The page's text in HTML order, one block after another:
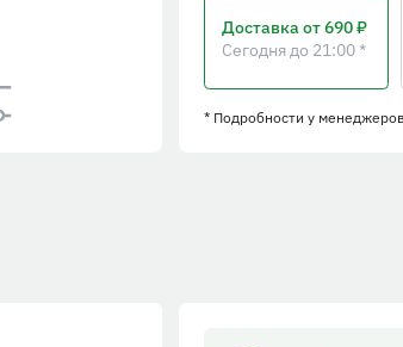
Доставкаот 690 ₽
Сегодня до 21:00 *
* Подробностиу